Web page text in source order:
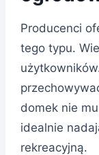
Producenci
tego typu.
domek nie
idealnie
rekreacyjną.